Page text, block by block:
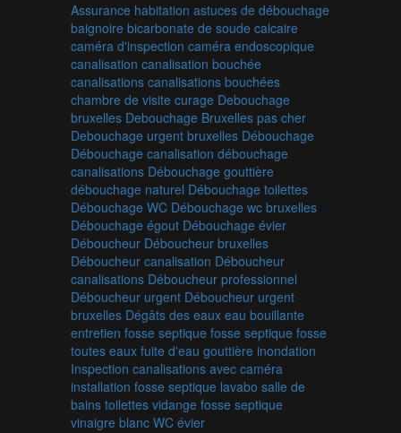
Assurance habitation astuces de débouchage
baignoire bicarbonate de soude calcaire
caméra d'inspection caméra endoscopique
canalisation canalisation bouchée
canalisations canalisations bouchées
chambre de visite curage Debouchage
bruxelles Debouchage Bruxelles pas cher
Debouchage urgent bruxelles Débouchage
Débouchage canalisation débouchage
canalisations Débouchage gouttière
débouchage naturel Débouchage toilettes
Débouchage WC Débouchage wc bruxelles
Débouchage égout Débouchage évier
Déboucheur Déboucheur bruxelles
Déboucheur canalisation Déboucheur
canalisations Déboucheur professionnel
Déboucheur urgent Déboucheur urgent
bruxelles Dégâts des eaux eau bouillante
entretien fosse septique fosse septique fosse
toutes eaux fuite d'eau gouttière inondation
Inspection canalisations avec caméra
installation fosse septique lavabo salle de
bains toilettes vidange fosse septique
vinaigre blanc WC évier